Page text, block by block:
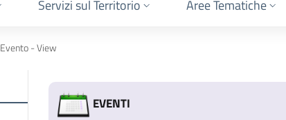
Servizi sul Territorio Aree Tematiche
Evento - View
EVENTI